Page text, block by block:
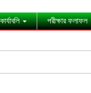
পরীক্ষার ফলাফল